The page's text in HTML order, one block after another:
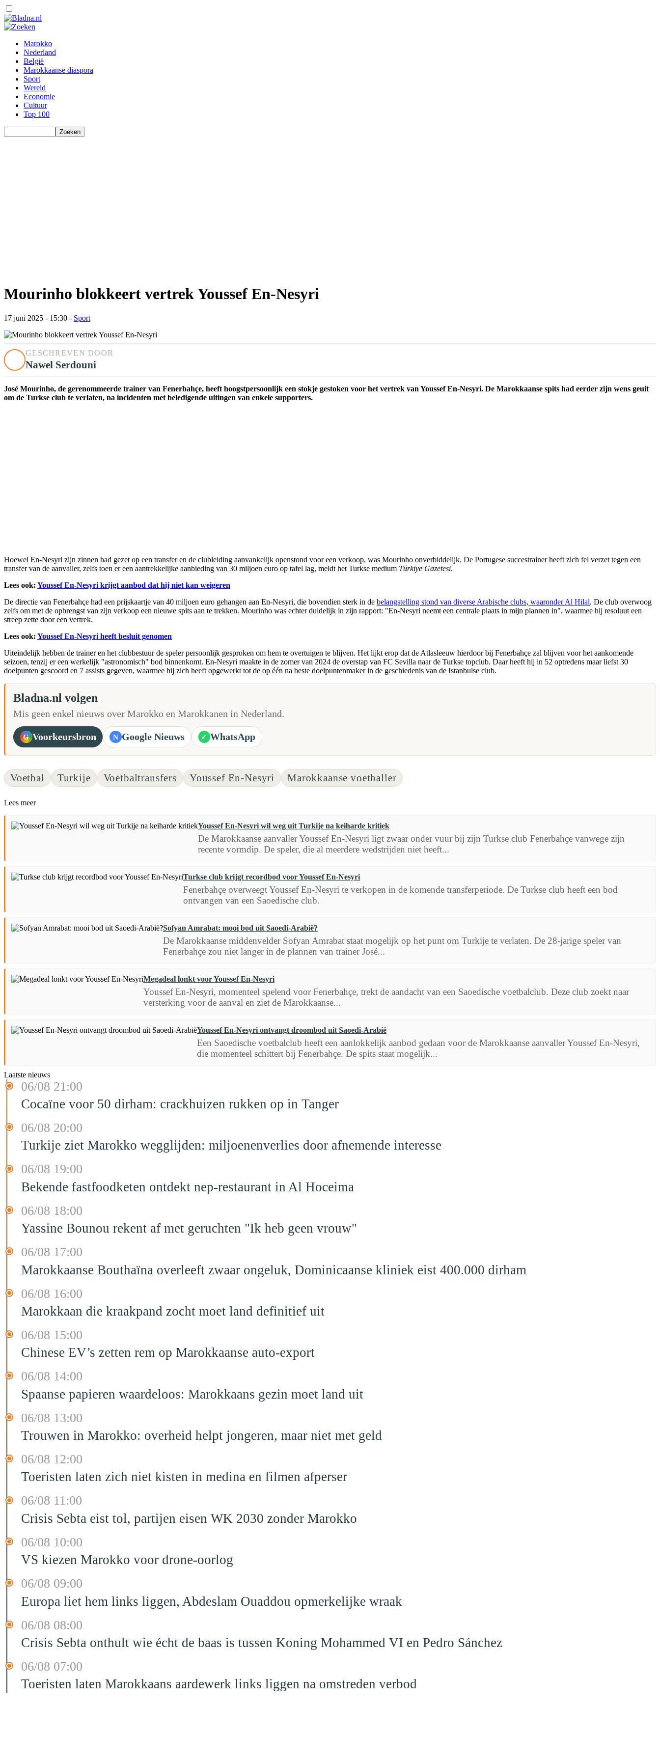
Marokko
Nederland
België
Marokkaanse diaspora
Sport
Wereld
Economie
Cultuur
Top 100
Mourinho blokkeert vertrek Youssef En-Nesyri
17 juni 2025 - 15:30 - Sport
GESCHREVEN DOOR
Nawel Serdouni
José Mourinho, de gerenommeerde trainer van Fenerbahçe, heeft hoogstpersoonlijk een stokje gestoken voor het vertrek van Youssef En-Nesyri. De Marokkaanse spits had eerder zijn wens geuit
om de Turkse club te verlaten, na incidenten met beledigende uitingen van enkele supporters.
Hoewel En-Nesyri zijn zinnen had gezet op een transfer en de clubleiding aanvankelijk openstond voor een verkoop, was Mourinho onverbiddelijk. De Portugese succestrainer heeft zich fel verzet tegen een
transfer van de aanvaller, zelfs toen er een aantrekkelijke aanbieding van 30 miljoen euro op tafel lag, meldt het Turkse medium Türkiye Gazetesi.
Lees ook: Youssef En-Nesyri krijgt aanbod dat hij niet kan weigeren
De directie van Fenerbahçe had een prijskaartje van 40 miljoen euro gehangen aan En-Nesyri, die bovendien sterk in de belangstelling stond van diverse Arabische clubs, waaronder Al Hilal. De club overwoog
zelfs om met de opbrengst van zijn verkoop een nieuwe spits aan te trekken. Mourinho was echter duidelijk in zijn rapport: "En-Nesyri neemt een centrale plaats in mijn plannen in", waarmee hij resoluut een
streep zette door een vertrek.
Lees ook: Youssef En-Nesyri heeft besluit genomen
Uiteindelijk hebben de trainer en het clubbestuur de speler persoonlijk gesproken om hem te overtuigen te blijven. Het lijkt erop dat de Atlasleeuw hierdoor bij Fenerbahçe zal blijven voor het aankomende
seizoen, tenzij er een werkelijk "astronomisch" bod binnenkomt. En-Nesyri maakte in de zomer van 2024 de overstap van FC Sevilla naar de Turkse topclub. Daar heeft hij in 52 optredens maar liefst 30
doelpunten gescoord en 7 assists gegeven, waarmee hij zich heeft opgewerkt tot de op één na beste doelpuntenmaker in de geschiedenis van de Istanbulse club.
Bladna.nl volgen
Mis geen enkel nieuws over Marokko en Marokkanen in Nederland.
G Voorkeursbron N Google Nieuws ✓ WhatsApp
Voetbal Turkije Voetbaltransfers Youssef En-Nesyri Marokkaanse voetballer
Lees meer
Youssef En-Nesyri wil weg uit Turkije na keiharde kritiek
De Marokkaanse aanvaller Youssef En-Nesyri ligt zwaar onder vuur bij zijn Turkse club Fenerbahçe vanwege zijn
recente vormdip. De speler, die al meerdere wedstrijden niet heeft...
Turkse club krijgt recordbod voor Youssef En-Nesyri
Fenerbahçe overweegt Youssef En-Nesyri te verkopen in de komende transferperiode. De Turkse club heeft een bod
ontvangen van een Saoedische club.
Sofyan Amrabat: mooi bod uit Saoedi-Arabië?
De Marokkaanse middenvelder Sofyan Amrabat staat mogelijk op het punt om Turkije te verlaten. De 28-jarige speler van
Fenerbahçe zou niet langer in de plannen van trainer José...
Megadeal lonkt voor Youssef En-Nesyri
Youssef En-Nesyri, momenteel spelend voor Fenerbahçe, trekt de aandacht van een Saoedische voetbalclub. Deze club zoekt naar
versterking voor de aanval en ziet de Marokkaanse...
Youssef En-Nesyri ontvangt droombod uit Saoedi-Arabië
Een Saoedische voetbalclub heeft een aanlokkelijk aanbod gedaan voor de Marokkaanse aanvaller Youssef En-Nesyri,
die momenteel schittert bij Fenerbahçe. De spits staat mogelijk...
Laatste nieuws
06/08 21:00
Cocaïne voor 50 dirham: crackhuizen rukken op in Tanger
06/08 20:00
Turkije ziet Marokko wegglijden: miljoenenverlies door afnemende interesse
06/08 19:00
Bekende fastfoodketen ontdekt nep-restaurant in Al Hoceima
06/08 18:00
Yassine Bounou rekent af met geruchten "Ik heb geen vrouw"
06/08 17:00
Marokkaanse Bouthaïna overleeft zwaar ongeluk, Dominicaanse kliniek eist 400.000 dirham
06/08 16:00
Marokkaan die kraakpand zocht moet land definitief uit
06/08 15:00
Chinese EV’s zetten rem op Marokkaanse auto-export
06/08 14:00
Spaanse papieren waardeloos: Marokkaans gezin moet land uit
06/08 13:00
Trouwen in Marokko: overheid helpt jongeren, maar niet met geld
06/08 12:00
Toeristen laten zich niet kisten in medina en filmen afperser
06/08 11:00
Crisis Sebta eist tol, partijen eisen WK 2030 zonder Marokko
06/08 10:00
VS kiezen Marokko voor drone-oorlog
06/08 09:00
Europa liet hem links liggen, Abdeslam Ouaddou opmerkelijke wraak
06/08 08:00
Crisis Sebta onthult wie écht de baas is tussen Koning Mohammed VI en Pedro Sánchez
06/08 07:00
Toeristen laten Marokkaans aardewerk links liggen na omstreden verbod